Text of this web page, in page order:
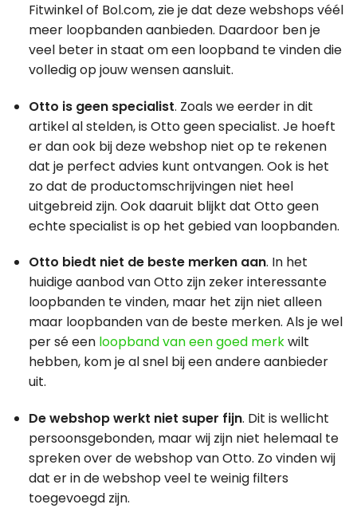
Fitwinkel of Bol.com, zie je dat deze webshops véél
meer loopbanden aanbieden. Daardoor ben je
veel beter in staat om een loopband te vinden die
volledig op jouw wensen aansluit.
Otto is geen specialist. Zoals we eerder in dit
artikel al stelden, is Otto geen specialist. Je hoeft
er dan ook bij deze webshop niet op te rekenen
dat je perfect advies kunt ontvangen. Ook is het
zo dat de productomschrijvingen niet heel
uitgebreid zijn. Ook daaruit blijkt dat Otto geen
echte specialist is op het gebied van loopbanden.
Otto biedt niet de beste merken aan. In het
huidige aanbod van Otto zijn zeker interessante
loopbanden te vinden, maar het zijn niet alleen
maar loopbanden van de beste merken. Als je wel
per sé een loopband van een goed merkwilt
hebben, kom je al snel bij een andere aanbieder
uit.
De webshop werkt niet super fijn. Dit is wellicht
persoonsgebonden, maar wij zijn niet helemaal te
spreken over de webshop van Otto. Zo vinden wij
dat er in de webshop veel te weinig filters
toegevoegd zijn.